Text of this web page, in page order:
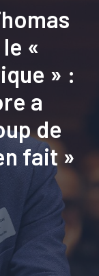
«
» :
a
de
fait »